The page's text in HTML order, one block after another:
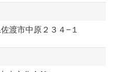
渡市中原２３４−１